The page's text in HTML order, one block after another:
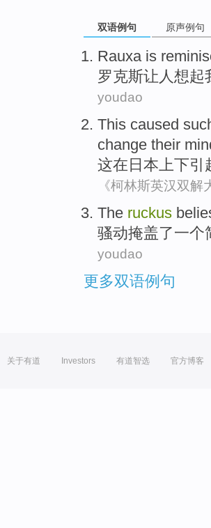
双语例句 原声例句
Rauxa is
罗克斯让人想起
youdao
This caused
change their
这在 日本上下引
《柯林斯英汉双解
The ruckus
骚动掩盖了一个
youdao
更多双语例句
关于有道 Investors 有道智选 官方博客